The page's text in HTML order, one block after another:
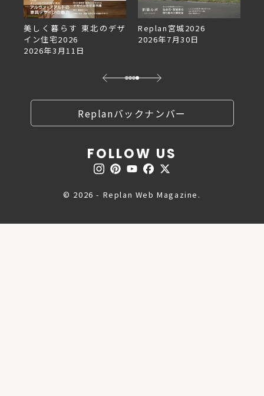
Replan宮城2026
2026年7月30日
Replan北海道VOL.153
2026年6月27日
Replanバックナンバー
FOLLOW US
© 2026 - Replan Web Magazine.